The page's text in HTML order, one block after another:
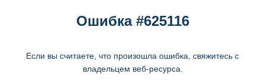
Ошибка #625116
Если вы считаете, что произошла ошибка, свяжитесь с
владельцем веб-ресурса.